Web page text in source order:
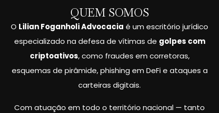
QUEM SOMOS
O Lilian Foganholi Advocacia é um escritório jurídico
especializado na defesa de vítimas de golpes com
criptoativos, como fraudes em corretoras,
esquemas de pirâmide, phishing em DeFi e ataques a
carteiras digitais.
Com atuação em todo o território nacional — tanto